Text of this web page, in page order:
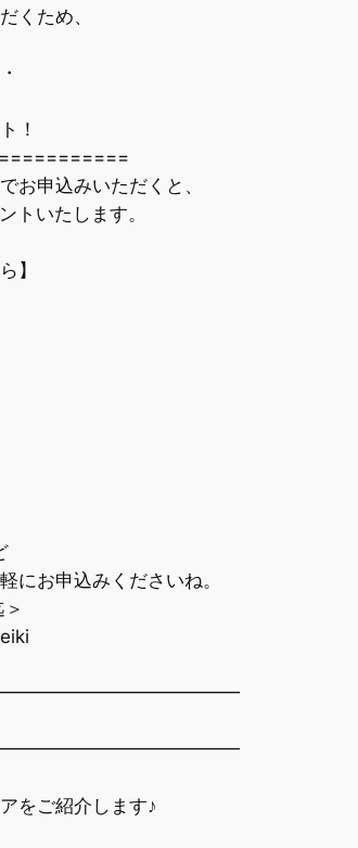
くため、
！
お申込みいただくと、
トいたします。
】
にお申込みくださいね。
をご紹介します♪